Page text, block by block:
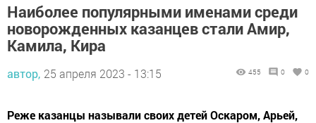
Наиболее популярными именами среди
новорожденных казанцев стали Амир,
Камила, Кира
автор, 25 апреля 2023 - 13:15 455 0 0
Реже казанцы называли своих детей Оскаром, Арьей,